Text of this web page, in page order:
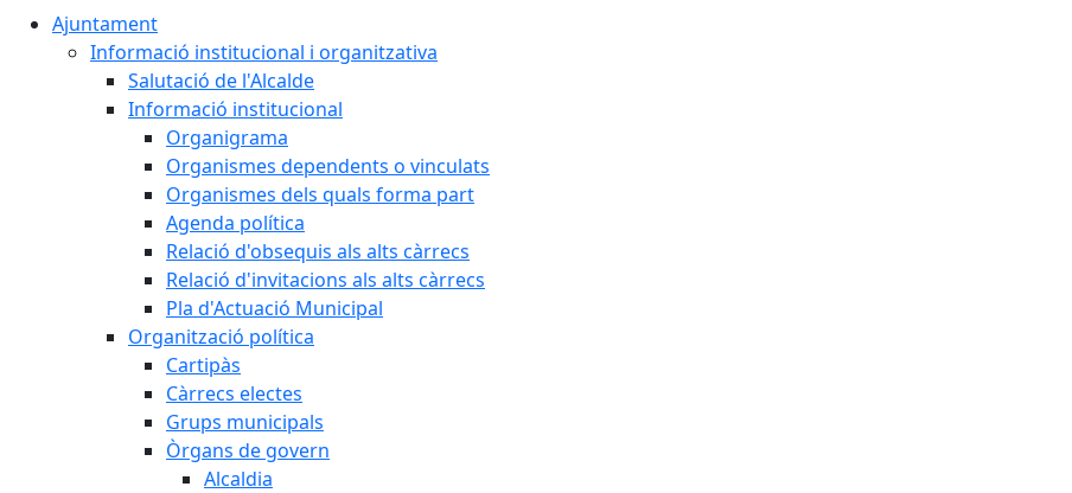
Ajuntament
Informació institucional i organitzativa
Salutació de l'Alcalde
Informació institucional
Organigrama
Organismes dependents o vinculats
Organismes dels quals forma part
Agenda política
Relació d'obsequis als alts càrrecs
Relació d'invitacions als alts càrrecs
Pla d'Actuació Municipal
Organització política
Cartipàs
Càrrecs electes
Grups municipals
Òrgans de govern
Alcaldia